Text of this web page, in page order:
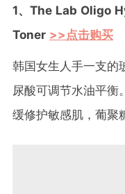
1、The Lab Oligo
Toner >>点击购买
韩国女生人手一支的
尿酸可调节水油平衡
缓修护敏感肌，葡聚